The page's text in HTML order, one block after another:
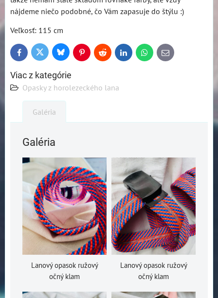
nájdeme niečo podobné, čo Vám zapasuje do štýlu :)
Veľkosť: 115 cm
FacebookTwitter BlueskyPinterestReddit LinkedInWhatsApp
E-
mail
Viac z kategórie
Opasky z horolezeckého lana
Galéria
Galéria
Lanový opasok ružový
očný klam
Lanový opasok ružový
očný klam